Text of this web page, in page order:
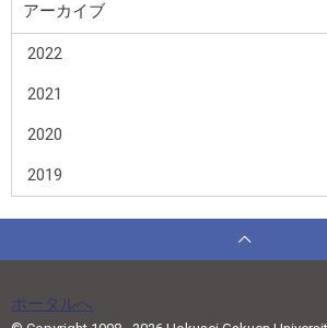
アーカイブ
2022
2021
2020
2019
ポータルへ